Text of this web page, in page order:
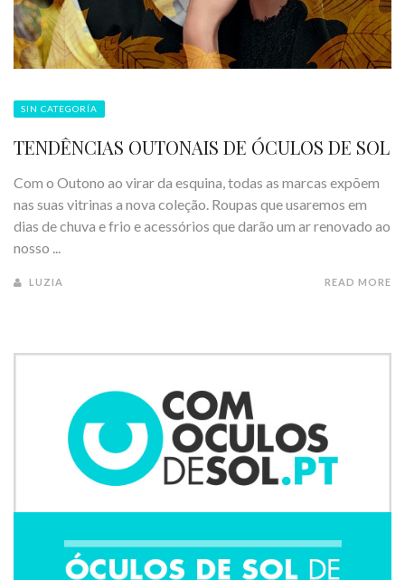
SIN CATEGORÍA
TENDÊNCIAS OUTONAIS DE ÓCULOS DE SOL
Com o Outono ao virar da esquina, todas as marcas expõem
nas suas vitrinas a nova coleção. Roupas que usaremos em
dias de chuva e frio e acessórios que darão um ar renovado ao
nosso ...
LUZIA READ MORE